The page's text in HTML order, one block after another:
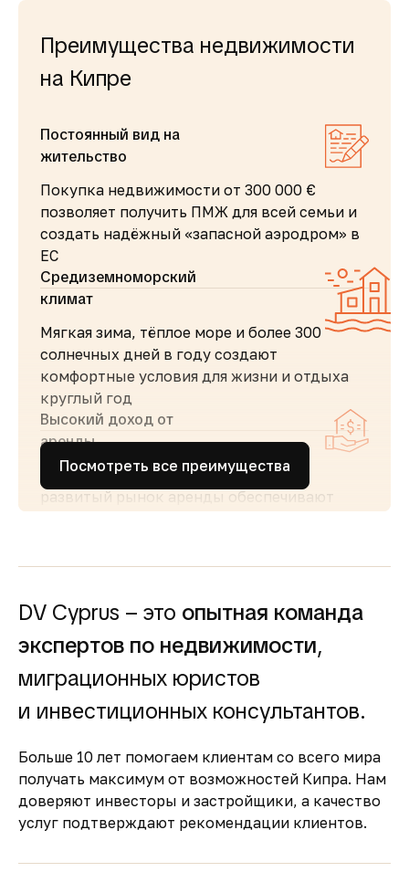
Преимущества недвижимости
на Кипре
Постоянный вид на
жительство
Покупка недвижимости от 300 000 €
позволяет получить ПМЖ для всей семьи и
создать надёжный «запасной аэродром» в
ЕС
Средиземноморский
климат
Мягкая зима, тёплое море и более 300
солнечных дней в году создают
комфортные условия для жизни и отдыха
круглый год
Высокий доход от
аренды
Стабильный туристический поток и
развитый рынок аренды обеспечивают
Простота покупки и
Покупка недвижимости на Кипре
сопровождается понятными юридическими
процедурами и минимальной бюрократией,
что делает процесс быстрым и безопасным
Безопасность и качество
Кипр входит в число самых безопасных
стран Европы, предлагая развитую
инфраструктуру, качественную медицину и
образование
Посмотреть все преимущества
DV Cyprus – это опытная команда
экспертов по недвижимости,
миграционных юристов
и инвестиционных консультантов.
Больше 10 лет помогаем клиентам со всего мира
получать максимум от возможностей Кипра. Нам
доверяют инвесторы и застройщики, а качество
услуг подтверждают рекомендации клиентов.